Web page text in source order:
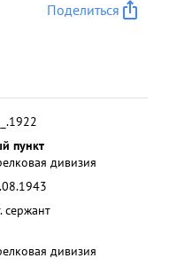
Поделиться
пункт
дивизия
сержант
дивизия